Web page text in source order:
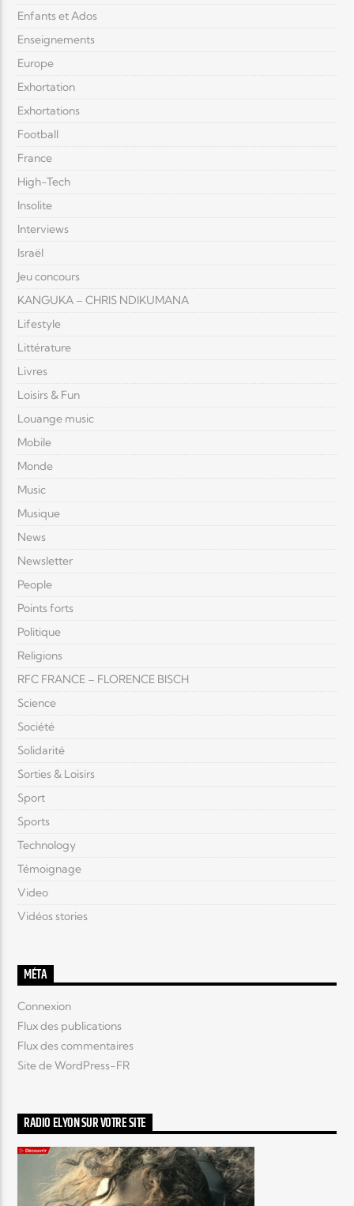
Enfants et Ados
Enseignements
Europe
Exhortation
Exhortations
Football
France
High-Tech
Insolite
Interviews
Israël
Jeu concours
KANGUKA – CHRIS NDIKUMANA
Lifestyle
Littérature
Livres
Loisirs & Fun
Louange music
Mobile
Monde
Music
Musique
News
Newsletter
People
Points forts
Politique
Religions
RFC FRANCE – FLORENCE BISCH
Science
Société
Solidarité
Sorties & Loisirs
Sport
Sports
Technology
Témoignage
Video
Vidéos stories
MÉTA
Connexion
Flux des publications
Flux des commentaires
Site de WordPress-FR
RADIO ELYON SUR VOTRE SITE